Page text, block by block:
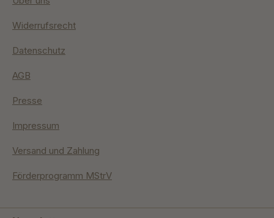
Widerrufsrecht
Datenschutz
AGB
Presse
Impressum
Versand und Zahlung
Förderprogramm MStrV